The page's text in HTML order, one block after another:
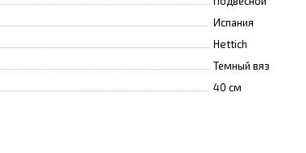
Испания
Hettich
Темный вяз
40 см